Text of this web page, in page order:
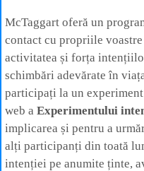
McTaggart oferă un
contact cu propriile
activitatea și forța
schimbări adevărate în
participați la un
web a Experimentului
implicarea și pentru a
alți participanți din toată
intenției pe anumite ținte,